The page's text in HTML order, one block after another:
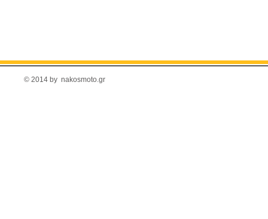
© 2014 by nakosmoto.gr